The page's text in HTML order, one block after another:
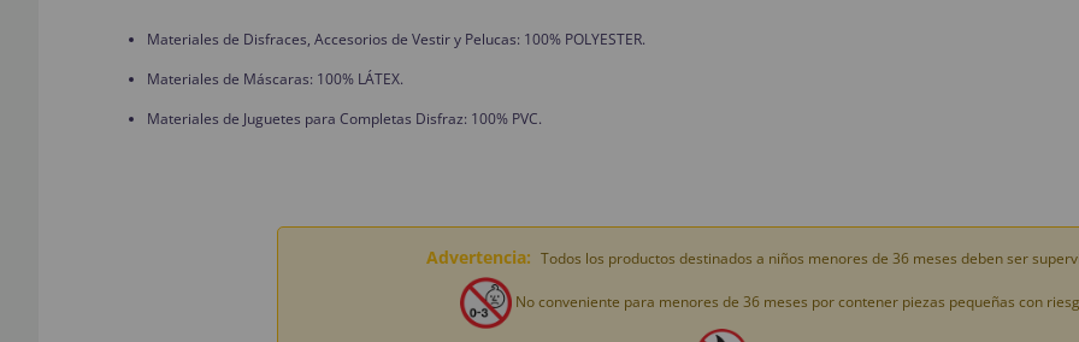
Materiales de Disfraces, Accesorios de Vestir y Pelucas: 100% POLYESTER.
Materiales de Máscaras: 100% LÁTEX.
Materiales de Juguetes para Completas Disfraz: 100% PVC.
Advertencia: Todos los productos destinados a niños menores de 36 meses deben ser
No conveniente para menores de 36 meses por contener piezas pequeñas con